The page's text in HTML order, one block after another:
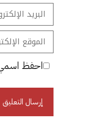
البريد
الإلكتروني
الموقع
الإلكتروني
احفظ